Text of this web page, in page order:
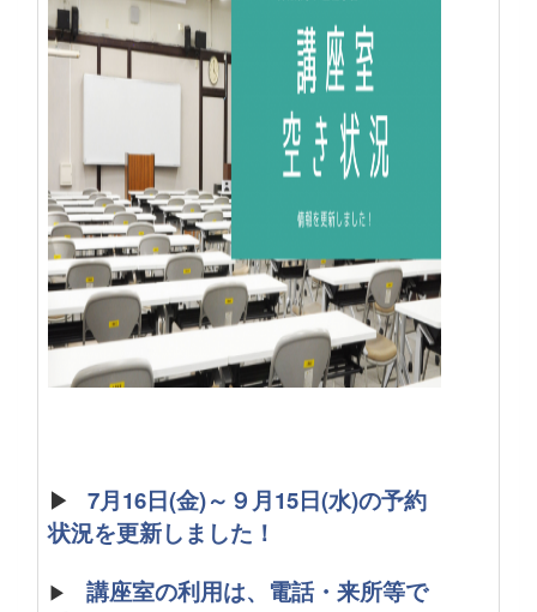
▶
7月16日(金)～９月15日(水)の予約
状況を更新しました！
▶ 講座室の利用は、電話・来所等で